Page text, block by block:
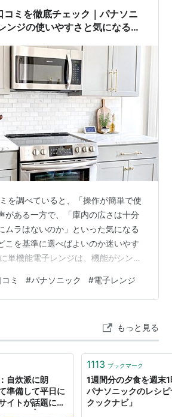
ていたことなどが理由で、以後、
バルブランドとして、全地域・全商
情報・通信機器、家庭電化商品、
システム、自動車積載機器、電子
管、FA・溶接機器 等）で使われる
ツチームでも採用されており、バス
パナソニックトライアンズ、2013年
ル部（パナソニックパンサーズ
）で
陸上競技部も「パナソニック モバ
ック
」にチーム名を改めている。
草創期には「 パナソニックガンバ
。
ンドは、2008年6月30日に製造・
をもって使用が終了し、パナソニ
た。
ョナル」「
」が入っていた関連
「パナソニック 」が入る「パナソニ
社名に変更した会社もあれば残して
ミを徹底チェック｜パナソニ
ンジの使いやすさと気になる評
を調べていると、「操作が簡単で使
がある一方で、「庫内の広さは十分
ムラはないのか」といった気になる
こを基準に選べばよいのか迷いやす
単機能電子レンジは、機能がシンプ
ます。 だからこそ、口コミをただ並
、良い評判と気になる評判を整理し
では、パナソニックの単機能電子レ
いて、口コミから見えた評価の傾向
がら、選ば…
ミ #パナソニック #電子レンジ
もっと見る
自炊派に朗
準備して平日に
イトが話題に
1113 ブックマーク
1週間分の夕食を週末
パナソニックのレシ
クックナビ」